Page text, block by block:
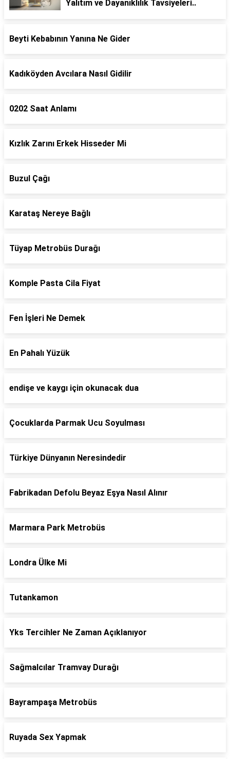
Yalıtım ve Dayanıklılık Tavsiyeleri..
Beyti Kebabının Yanına Ne Gider
Kadıköyden Avcılara Nasıl Gidilir
0202 Saat Anlamı
Kızlık Zarını Erkek Hisseder Mi
Buzul Çağı
Karataş Nereye Bağlı
Tüyap Metrobüs Durağı
Komple Pasta Cila Fiyat
Fen İşleri Ne Demek
En Pahalı Yüzük
endişe ve kaygı için okunacak dua
Çocuklarda Parmak Ucu Soyulması
Türkiye Dünyanın Neresindedir
Fabrikadan Defolu Beyaz Eşya Nasıl Alınır
Marmara Park Metrobüs
Londra Ülke Mi
Tutankamon
Yks Tercihler Ne Zaman Açıklanıyor
Sağmalcılar Tramvay Durağı
Bayrampaşa Metrobüs
Ruyada Sex Yapmak